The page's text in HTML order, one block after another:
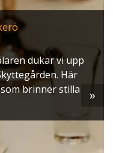
dukar vi upp
Här
brinner stilla
»